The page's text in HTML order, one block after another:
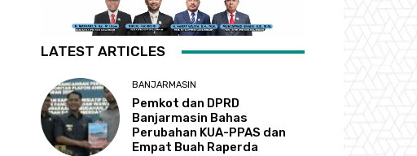
LATEST ARTICLES
BANJARMASIN
Pemkot dan DPRD
Banjarmasin Bahas
Perubahan KUA-PPAS dan
Empat Buah Raperda